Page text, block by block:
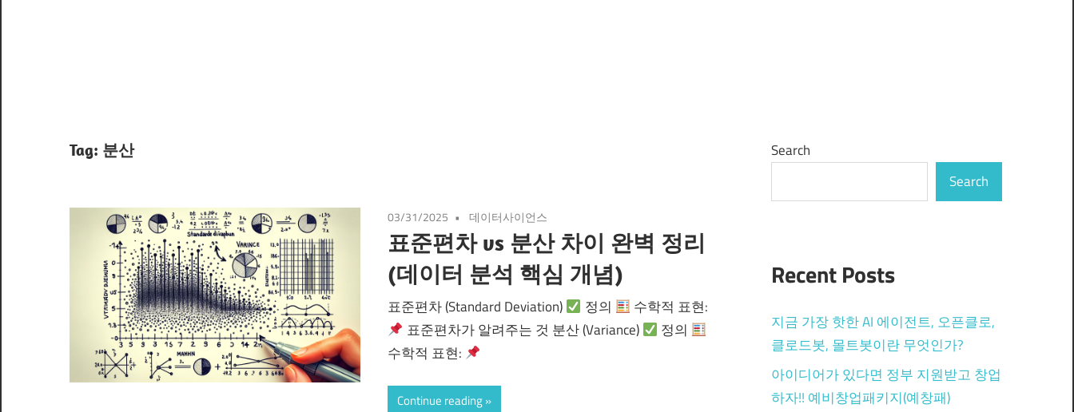
Tag: 분산
03/31/2025 데이터사이언스
표준편차 vs 분산 차이 완벽 정리
(데이터 분석 핵심 개념)
표준편차 (Standard Deviation) 정의
수학적 표현:
표준편차가 알려주는 것 분산 (Variance)
정의
수학적 표현:
Continue reading
Search
Search
Recent Posts
지금 가장 핫한 AI 에이전트, 오픈클로,
클로드봇, 몰트봇이란 무엇인가?
아이디어가 있다면 정부 지원받고 창업
하자!! 예비창업패키지(예창패)